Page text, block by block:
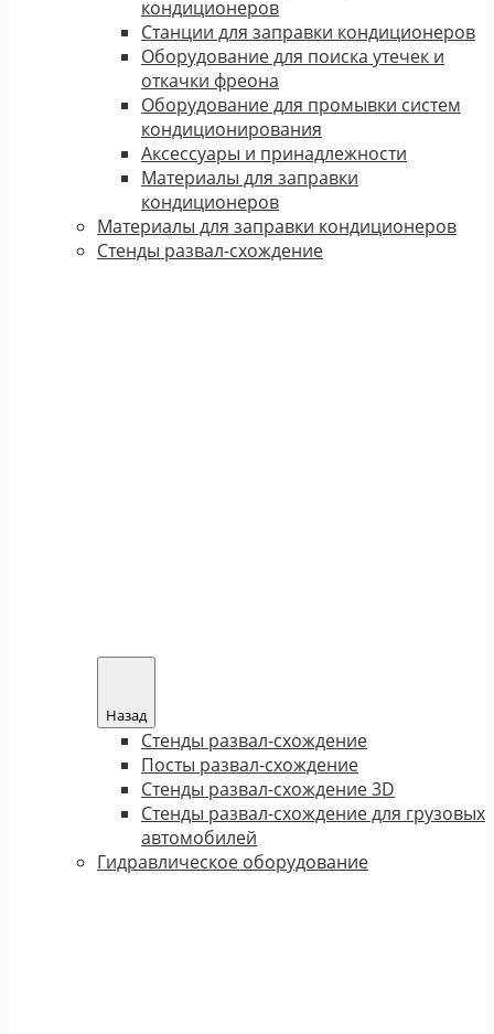
кондиционеров
Станции для заправки кондиционеров
Оборудование для поиска утечек и
откачки фреона
Оборудование для промывки систем
кондиционирования
Аксессуары и принадлежности
Материалы для заправки
кондиционеров
Материалы для заправки кондиционеров
Стенды развал-схождение
Назад
Стенды развал-схождение
Посты развал-схождение
Стенды развал-схождение 3D
Стенды развал-схождение для грузовых
автомобилей
Гидравлическое оборудование